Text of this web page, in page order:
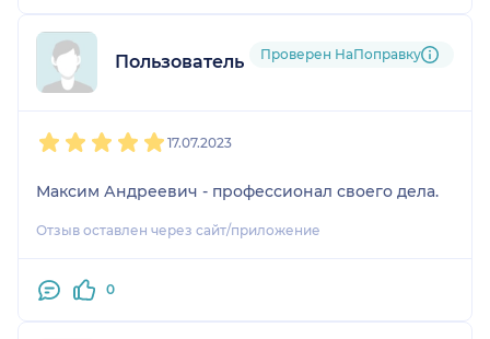
Пользователь НаПоправку
Проверен НаПоправку
17.07.2023
Максим Андреевич - профессионал своего дела.
Отзыв оставлен через сайт/приложение
0